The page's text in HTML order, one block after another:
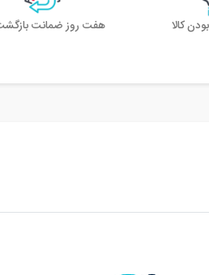
کالا هفت روز ضمانت بازگشت